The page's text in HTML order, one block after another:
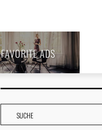
FAVORITE ADS